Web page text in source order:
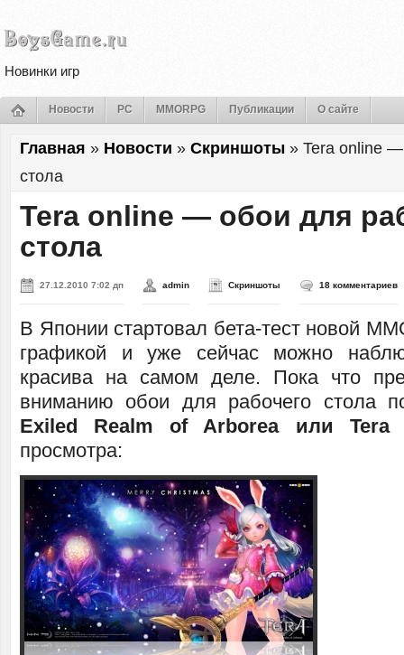
Новинки игр
Новости PC MMORPG Публикации О сайте
Главная » Новости » Скриншоты » Tera online
стола
Tera online — обои для
стола
27.12.2010 7:02 дп admin Скриншоты 18 комментариев
В Японии стартовал бета-тест новой
графикой и уже сейчас можно
красива на самом деле. Пока что
вниманию обои для рабочего стола
Exiled Realm of Arborea или Tera
просмотра: